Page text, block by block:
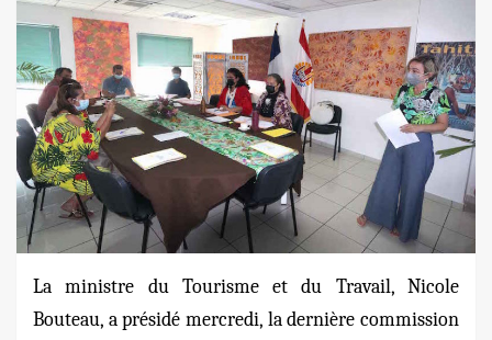
La ministre du Tourisme et du Travail, Nicole
Bouteau, a présidé mercredi, la dernière commission